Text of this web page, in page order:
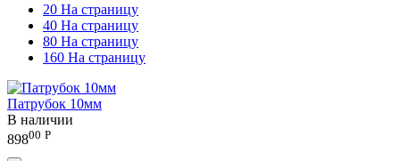
20 На страницу
40 На страницу
80 На страницу
160 На страницу
Патрубок 10мм
В наличии
89800 Р